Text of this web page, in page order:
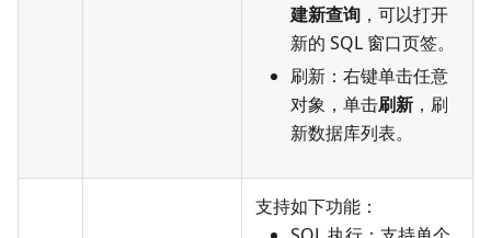
建新查询 ，可以打开
新的 SQL 窗口页签。
刷新：右键单击任意
对象，单击刷新 ，刷
新数据库列表。
支持如下功能：